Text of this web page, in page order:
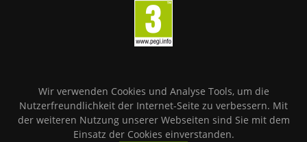
Wir verwenden Cookies und Analyse Tools, um die
Nutzerfreundlichkeit der Internet-Seite zu verbessern. Mit
der weiteren Nutzung unserer Webseiten sind Sie mit dem
Einsatz der Cookies einverstanden.